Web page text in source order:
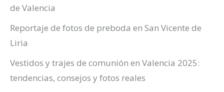
de Valencia
Reportaje de fotos de preboda en San Vicente de
Liria
Vestidos y trajes de comunión en Valencia 2025:
tendencias, consejos y fotos reales